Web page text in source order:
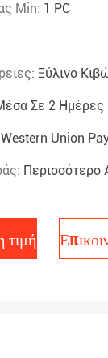
Min: 1 PC
Ξύλινο
Σε 2 Ημέρες
Union
Περισσότερο
τιμή